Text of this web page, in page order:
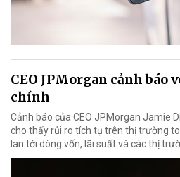
CEO JPMorgan cảnh báo
chính
Cảnh báo của CEO JPMorgan Jamie
cho thấy rủi ro tích tụ trên thị trường
lan tới dòng vốn, lãi suất và các thị